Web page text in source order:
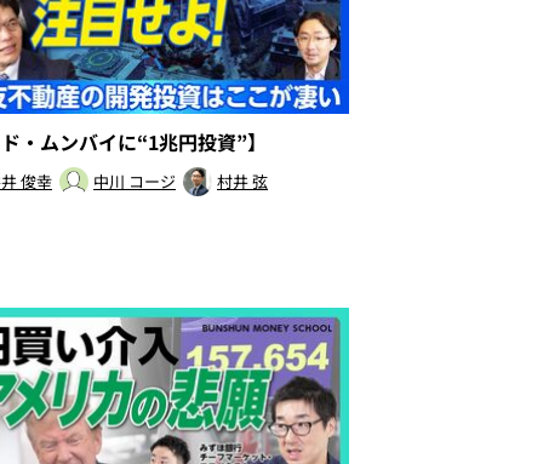
ド・ムンバイに“1兆円投資”】
俊幸 中川 コージ 村井 弦